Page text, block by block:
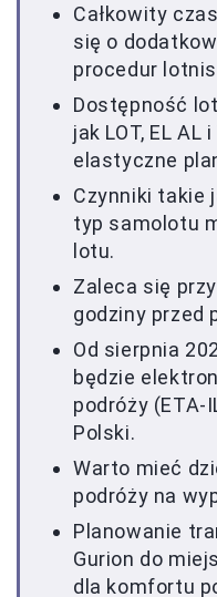
Całkowity
się o
procedur
Dostępność
jak LOT, EL AL
elastyczne
Czynniki takie
typ samolotu
lotu.
Zaleca się
godziny przed
Od sierpnia
będzie
podróży (ETA-
Polski.
Warto mieć
podróży na
Planowanie
Gurion do
dla komfortu